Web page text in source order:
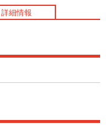
詳細情報